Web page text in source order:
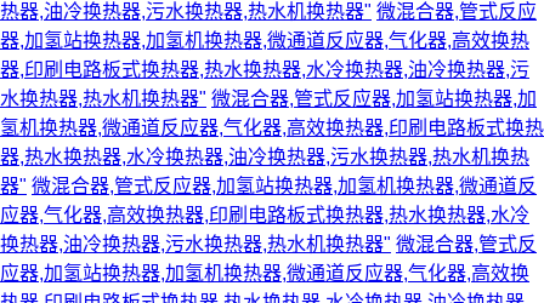
热器,油冷换热器,污水换热器,热水机换热器" 微混合器,管式反应
器,加氢站换热器,加氢机换热器,微通道反应器,气化器,高效换热
器,印刷电路板式换热器,热水换热器,水冷换热器,油冷换热器,污
水换热器,热水机换热器" 微混合器,管式反应器,加氢站换热器,加
氢机换热器,微通道反应器,气化器,高效换热器,印刷电路板式换热
器,热水换热器,水冷换热器,油冷换热器,污水换热器,热水机换热
器" 微混合器,管式反应器,加氢站换热器,加氢机换热器,微通道反
应器,气化器,高效换热器,印刷电路板式换热器,热水换热器,水冷
换热器,油冷换热器,污水换热器,热水机换热器" 微混合器,管式反
应器,加氢站换热器,加氢机换热器,微通道反应器,气化器,高效换